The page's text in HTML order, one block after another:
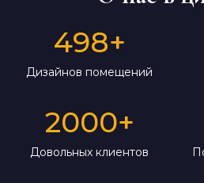
498+
Дизайнов помещений
2000+
Довольных клиентов